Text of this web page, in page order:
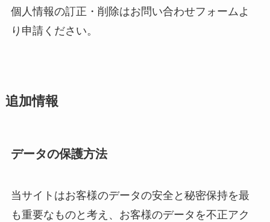
個人情報の訂正・削除はお問い合わせフォームよ
り申請ください。
追加情報
データの保護方法
当サイトはお客様のデータの安全と秘密保持を最
も重要なものと考え、お客様のデータを不正アク